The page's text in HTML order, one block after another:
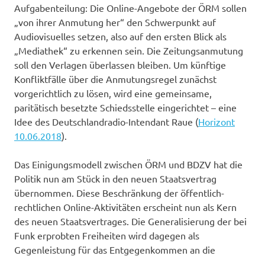
Aufgabenteilung: Die Online-Angebote der ÖRM sollen
„von ihrer Anmutung her“ den Schwerpunkt auf
Audiovisuelles setzen, also auf den ersten Blick als
„Mediathek“ zu erkennen sein. Die Zeitungsanmutung
soll den Verlagen überlassen bleiben. Um künftige
Konfliktfälle über die Anmutungsregel zunächst
vorgerichtlich zu lösen, wird eine gemeinsame,
paritätisch besetzte Schiedsstelle eingerichtet – eine
Idee des Deutschlandradio-Intendant Raue (Horizont
10.06.2018).
Das Einigungsmodell zwischen ÖRM und BDZV hat die
Politik nun am Stück in den neuen Staatsvertrag
übernommen. Diese Beschränkung der öffentlich-
rechtlichen Online-Aktivitäten erscheint nun als Kern
des neuen Staatsvertrages. Die Generalisierung der bei
Funk erprobten Freiheiten wird dagegen als
Gegenleistung für das Entgegenkommen an die